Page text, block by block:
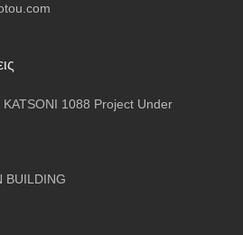
KATSONI 1088 Project Under
BUILDING